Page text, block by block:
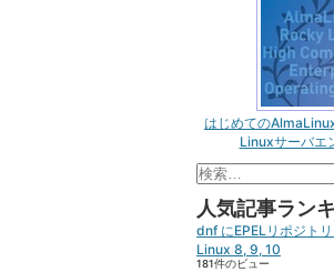
はじめての
Linuxサーバエ
検
索:
人気記事ラン
dnf にEPELリポジト
Linux 8, 9, 10
181件のビュー